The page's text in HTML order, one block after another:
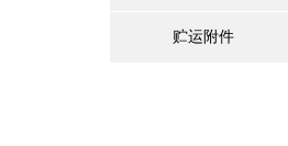
贮运附件